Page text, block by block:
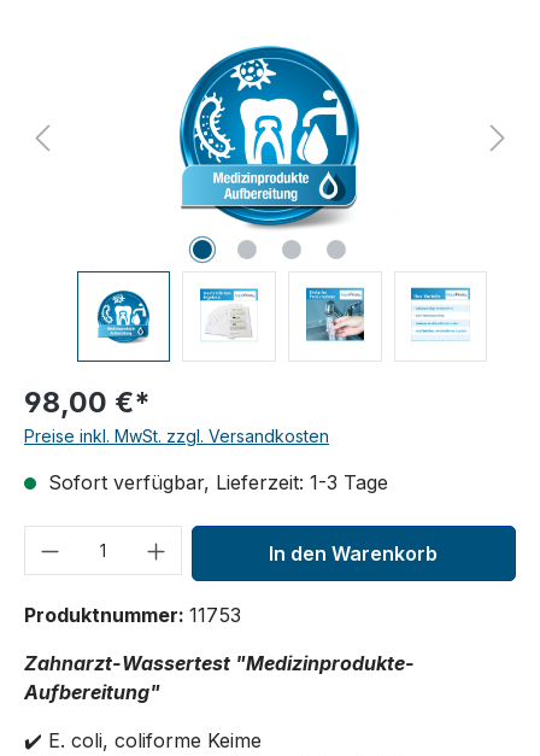
98,00 €*
Preise inkl. MwSt. zzgl. Versandkosten
Sofort verfügbar, Lieferzeit: 1-3 Tage
Produkt Anzahl: Gib denIn den Warenkorb
Produktnummer: 11753
Zahnarzt-Wassertest "Medizinprodukte-
Aufbereitung"
✔️ E. coli, coliforme Keime